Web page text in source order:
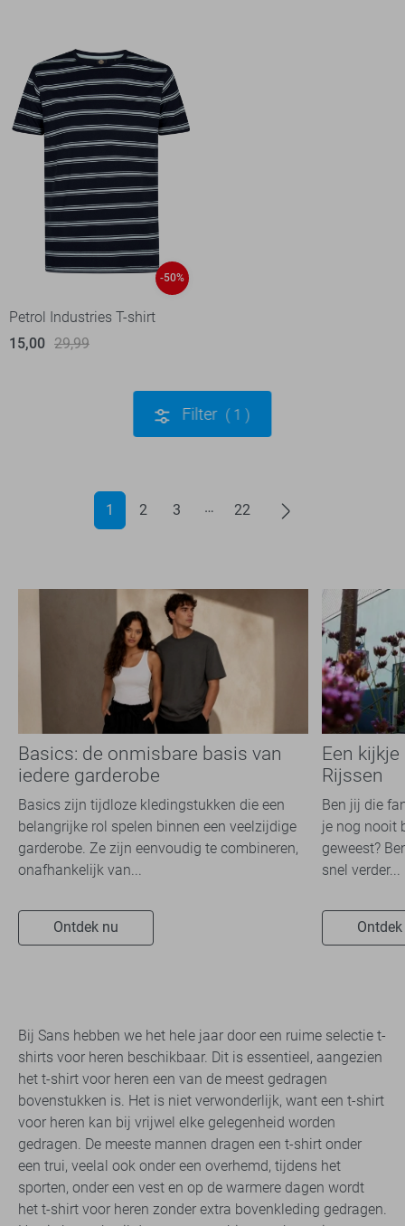
-50%
Petrol Industries T-shirt
15,00 29,99
Filter 1
1 2 3 22
Basics: de onmisbare basis van
iedere garderobe
Basics zijn tijdloze kledingstukken die een
belangrijke rol spelen binnen een veelzijdige
garderobe. Ze zijn eenvoudig te combineren,
onafhankelijk van...
Ontdek nu
Een
Rijssen
Ben jij die
je nog nooit
geweest?
snel verder...
Bij Sans hebben we het hele jaar door een ruime selectie t-
shirts voor heren beschikbaar. Dit is essentieel, aangezien
het t-shirt voor heren een van de meest gedragen
bovenstukken is. Het is niet verwonderlijk, want een t-shirt
voor heren kan bij vrijwel elke gelegenheid worden
gedragen. De meeste mannen dragen een t-shirt onder
een trui, veelal ook onder een overhemd, tijdens het
sporten, onder een vest en op de warmere dagen wordt
het t-shirt voor heren zonder extra bovenkleding gedragen.